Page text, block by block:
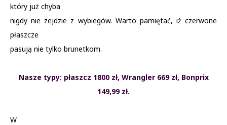
który już chyba
nigdy nie zejdzie z wybiegów. Warto pamiętać, iż czerwone
płaszcze
pasują nie tylko brunetkom.
Nasze typy: płaszcz 1800 zł, Wrangler 669 zł, Bonprix
149,99 zł.
W